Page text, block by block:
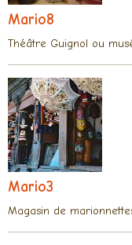
Mario8
Théâtre Guignol ou
Mario3
Magasin de